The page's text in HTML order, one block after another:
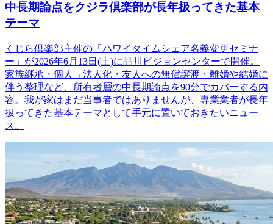
中長期論点をクジラ倶楽部が長年扱ってきた基本
テーマ
くじら倶楽部主催の「ハワイタイムシェア名義変更セミナ
ー」が2026年6月13日(土)に品川ビジョンセンターで開催。
家族継承・個人→法人化・友人への無償譲渡・離婚や結婚に
伴う整理など、所有者層の中長期論点を90分でカバーする内
容。我が家はまだ当事者ではありませんが、専業業者が長年
扱ってきた基本テーマとして手元に置いておきたいニュー
ス。